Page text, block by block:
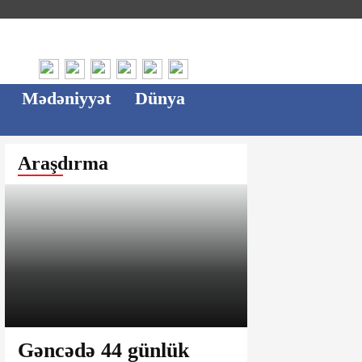
Mədəniyyət
Dünya
Araşdırma
Gəncədə 44 günlük